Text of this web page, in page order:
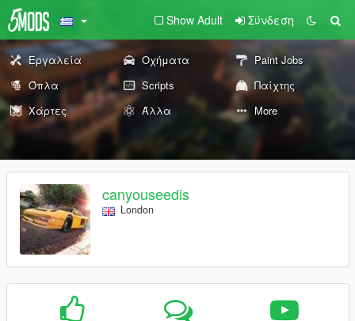
Show Adult Σύνδεση
Εργαλεία Οχήματα
Paint Jobs
Όπλα
Scripts
Παίχτης
Χάρτες
Άλλα More
canyouseedis
London